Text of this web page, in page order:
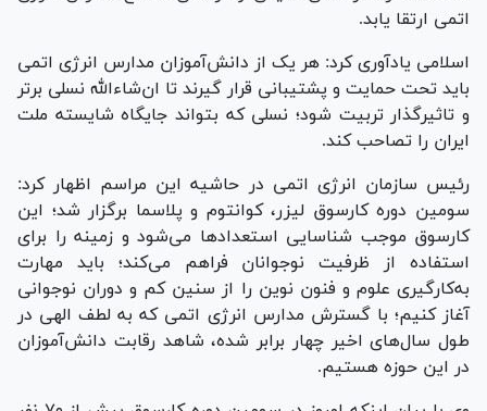
اتمی ارتقا یابد.
اسلامی یادآوری کرد: هر یک از دانش‌آموزان مدارس انرژی اتمی
باید تحت حمایت و پشتیبانی قرار گیرند تا ان‌شاءالله نسلی برتر
و تاثیرگذار تربیت شود؛ نسلی که بتواند جایگاه شایسته ملت
ایران را تصاحب کند.
رئیس سازمان انرژی اتمی در حاشیه این مراسم اظهار کرد:
سومین دوره کارسوق لیزر، کوانتوم و پلاسما برگزار شد؛ این
کارسوق موجب شناسایی استعداد‌ها می‌شود و زمینه را برای
استفاده از ظرفیت نوجوانان فراهم می‌کند؛ باید مهارت
به‌کارگیری علوم و فنون نوین را از سنین کم و دوران نوجوانی
آغاز کنیم؛ با گسترش مدارس انرژی اتمی که به لطف الهی در
طول سال‌های اخیر چهار برابر شده، شاهد رقابت دانش‌آموزان
در این حوزه هستیم.